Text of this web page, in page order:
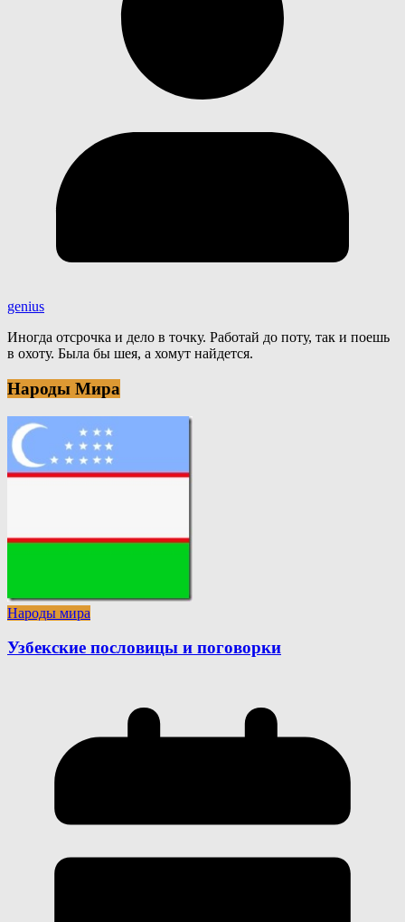
genius
Иногда отсрочка и дело в точку. Работай до поту, так и поешь
в охоту. Была бы шея, а хомут найдется.
Народы Мира
Народы мира
Узбекские пословицы и поговорки